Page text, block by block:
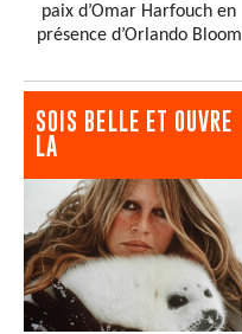
paix d’Omar Harfouch en
présence d’Orlando Bloom
SOIS BELLE ET OUVRE
LA